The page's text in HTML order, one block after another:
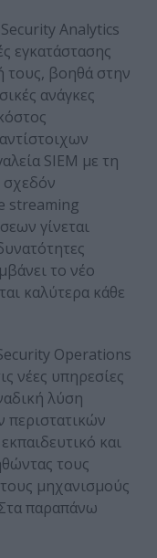
Analytics
εγκατάστασης
τους, βοηθά στην
ανάγκες
SIEM με τη
σχεδόν
streaming
γίνεται
το νέο
καλύτερα κάθε
Operations
νέες υπηρεσίες
λύση
περιστατικών
και
τους
μηχανισμούς
παραπάνω